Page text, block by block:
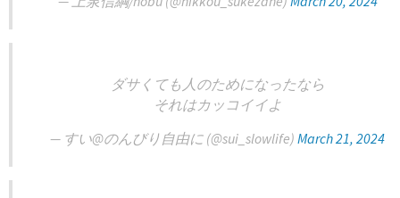
ダサくても人のためになったなら
それはカッコイイよ
— すい@のんびり自由に (@sui_slowlife) March 21, 2024